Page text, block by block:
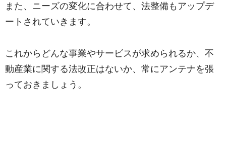
また、ニーズの変化に合わせて、法整備もアップデ
ートされていきます。
これからどんな事業やサービスが求められるか、不
動産業に関する法改正はないか、常にアンテナを張
っておきましょう。